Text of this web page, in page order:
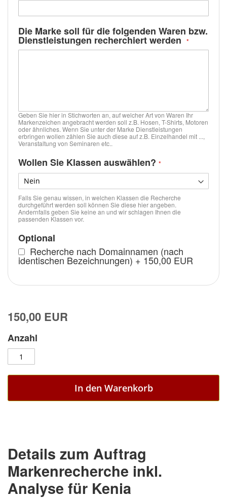
Die Marke soll für die folgenden Waren bzw.
Dienstleistungen recherchiert werden
Geben Sie hier in Stichworten an, auf welcher Art von Waren Ihr
Markenzeichen angebracht werden soll z.B. Hosen, T-Shirts, Motoren
oder ähnliches. Wenn Sie unter der Marke Dienstleistungen
erbringen wollen zählen Sie auch diese auf z.B. Einzelhandel mit ...,
Veranstaltung von Seminaren etc..
Wollen Sie Klassen auswählen?
Falls Sie genau wissen, in welchen Klassen die Recherche
durchgeführt werden soll können Sie diese hier angeben.
Andernfalls geben Sie keine an und wir schlagen Ihnen die
passenden Klassen vor.
Optional
Recherche nach Domainnamen (nach
identischen Bezeichnungen) + 150,00 EUR
150,00 EUR
Anzahl
In den Warenkorb
Details zum Auftrag
Markenrecherche inkl.
Analyse für Kenia